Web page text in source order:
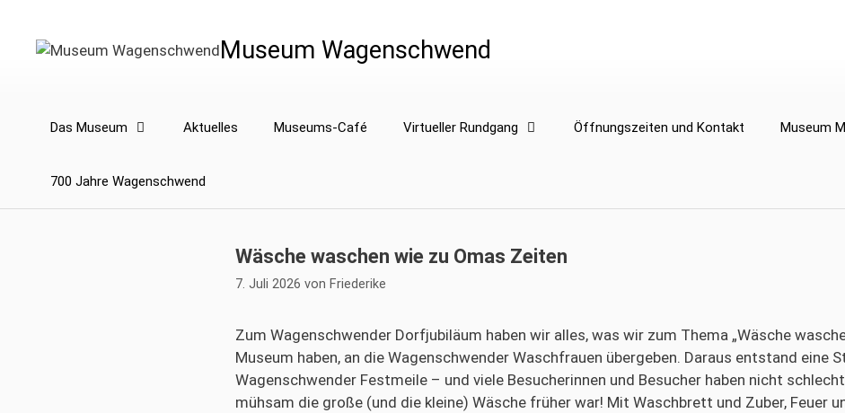
springen
Museum Wagenschwend
Das Museum Aktuelles Museums-Café Virtueller Rundgang Öffnungszeiten und Kontakt Museum
700 Jahre Wagenschwend
Wäsche waschen wie zu Omas Zeiten
7. Juli 2026 von Friederike
Zum Wagenschwender Dorfjubiläum haben wir alles, was wir zum Thema „Wäsche
Museum haben, an die Wagenschwender Waschfrauen übergeben. Daraus entstand eine
Wagenschwender Festmeile – und viele Besucherinnen und Besucher haben nicht
mühsam die große (und die kleine) Wäsche früher war! Mit Waschbrett und Zuber, Feuer